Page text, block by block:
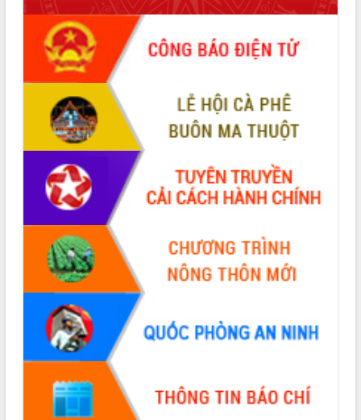
giải phóng mặt bằng Tuyến đường bộ
Đắk Lắk nỗ lực thúc đẩy tăng trưởng
kinh tế từ 10% trở lên trong Quý
Đắk Lắk ký kết thỏa thuận hợp tác về
chuyển đổi số giai đoạn 2026 – 2030
với Tập đoàn Bưu chính Viễn thông
Thứ trưởng Bộ Y tế làm việc với tỉnh
Đắk Lắk về phát triển nhân lực y tế
cho trạm y tế cấp xã
Du lịch Đắk Lắk nâng tầm trải nghiệm
du khách thông qua Hệ thống cơ sở dữ
liệu và Bản đồ số
Tập huấn ứng dụng trí tuệ nhân tạo (AI)
trong thương mại điện tử năm 2026
Đoàn đại biểu Quốc hội tỉnh Đắk Lắk
trao đổi thông tin trước Kỳ họp thứ
nhất, Quốc hội khóa XVI
Quyết liệt cải cách hành chính, khơi
thông nguồn lực phát triển
Nâng cao hiệu lực, hiệu quả HĐND
tỉnh thông qua hiện đại hóa hành chính